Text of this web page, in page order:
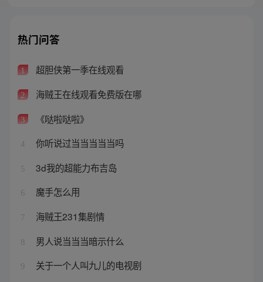
热门问答
1 超胆侠第一季在线观看
2 海贼王在线观看免费版在哪
3 《哒啦哒啦》
4 你听说过当当当当当吗
5 3d我的超能力布吉岛
6 魔手怎么用
7 海贼王231集剧情
8 男人说当当当暗示什么
9 关于一个人叫九儿的电视剧